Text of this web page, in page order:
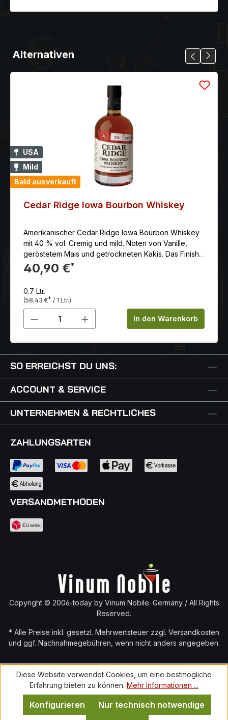
Alternativen
USA
Mild
Bald ausverkauft
Cedar Ridge Iowa Bourbon Whiskey
Amerikanischer Cedar Ridge Iowa Bourbon Whiskey
mit 40 % vol. Cremig und mild. Noten von Vanille,
geröstetem Mais und getrockneten Kakis. Das Finish
ist sauber, kurz bis mittellang, mit einem Hauch von
würziger Eiche.
40,90 €*
0.7 Ltr.
(58,43 €* / 1 Ltr.)
Produkt Anzahl: Gib denIn den Warenkorb
SO ERREICHST DU UNS:
ACCOUNT & SERVICE
UNTERNEHMEN & RECHTLICHES
ZAHLUNGSARTEN
VERSANDMETHODEN
Copyright © 2006-today by Vinum Nobile. Germany / All Rights
Reserved.
* Alle Preise inkl. gesetzl. Mehrwertsteuer zzgl. Versandkosten
und ggf. Nachnahmegebühren, wenn nicht anders angegeben.
Diese Website verwendet Cookies, um eine bestmögliche
Erfahrung bieten zu können. Mehr Informationen ...
Nur technisch notwendige
Konfigurieren